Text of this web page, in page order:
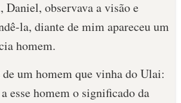
Daniel, observava a visão e
la, diante de mim apareceu um
homem.
um homem que vinha do Ulai:
esse homem o significado da